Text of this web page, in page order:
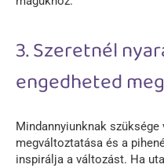
3. Szeretnél
engedheted
Mindannyiunknak
megváltoztatása és a
inspirálja a változást. Ha